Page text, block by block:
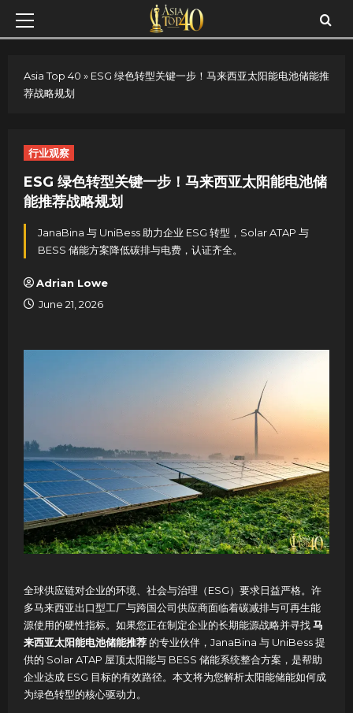
Skip
Primary
Asia Top 40 » ESG 绿色转型关键一步！马来西亚太阳能电池储能推
荐战略规划
行业观察
ESG 绿色转型关键一步！马来西亚太阳能电池储
能推荐战略规划
JanaBina 与 UniBess 助力企业 ESG 转型，Solar ATAP 与
BESS 储能方案降低碳排与电费，认证齐全。
Adrian Lowe
June 21, 2026
全球供应链对企业的环境、社会与治理（ESG）要求日益严格。许
多马来西亚出口型工厂与跨国公司供应商面临着碳减排与可再生能
源使用的硬性指标。如果您正在制定企业的长期能源战略并寻找马
来西亚太阳能电池储能推荐 的专业伙伴，JanaBina 与 UniBess 提
供的 Solar ATAP 屋顶太阳能与 BESS 储能系统整合方案，是帮助
企业达成 ESG 目标的有效路径。本文将为您解析太阳能储能如何成
为绿色转型的核心驱动力。